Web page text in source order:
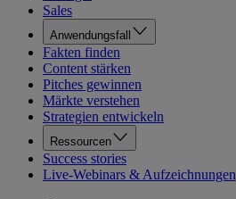
Sales
Anwendungsfall
Fakten finden
Content stärken
Pitches gewinnen
Märkte verstehen
Strategien entwickeln
Ressourcen
Success stories
Live-Webinars & Aufzeichnungen